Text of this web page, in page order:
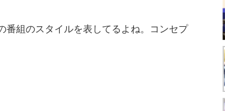
組のスタイルを表してるよね。コンセプ